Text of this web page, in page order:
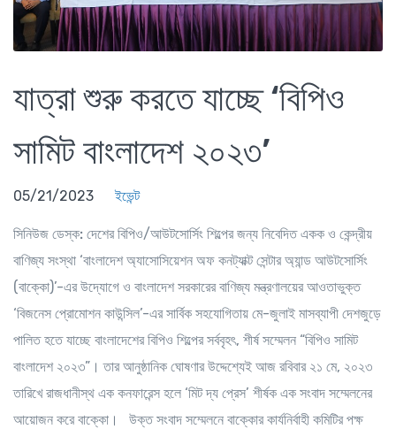
যাত্রা শুরু করতে যাচ্ছে ‘বিপিও
সামিট বাংলাদেশ ২০২৩’
05/21/2023 ইভেন্ট
সিনিউজ ডেস্ক: দেশের বিপিও/আউটসোর্সিং শিল্পের জন্য নিবেদিত একক ও কেন্দ্রীয়
বাণিজ্য সংস্থা ‘বাংলাদেশ অ্যাসোসিয়েশন অফ কনট্যাক্ট সেন্টার অ্যান্ড আউটসোর্সিং
(বাক্কো)’-এর উদ্যোগে ও বাংলাদেশ সরকারের বাণিজ্য মন্ত্রণালয়ের আওতাভুক্ত
‘বিজনেস প্রোমোশন কাউন্সিল’-এর সার্বিক সহযোগিতায় মে-জুলাই মাসব্যাপী দেশজুড়ে
পালিত হতে যাচ্ছে বাংলাদেশের বিপিও শিল্পের সর্ববৃহৎ, শীর্ষ সম্মেলন “বিপিও সামিট
বাংলাদেশ ২০২৩”। তার আনুষ্ঠানিক ঘোষণার উদ্দেশ্যেই আজ রবিবার ২১ মে, ২০২৩
তারিখে রাজধানীস্থ এক কনফারেন্স হলে ‘মিট দ্য প্রেস’ শীর্ষক এক সংবাদ সম্মেলনের
আয়োজন করে বাক্কো।
উক্ত সংবাদ সম্মেলনে বাক্কোর কার্যনির্বাহী কমিটির পক্ষ